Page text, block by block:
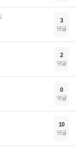
3
댓글
2
댓글
0
댓글
10
댓글